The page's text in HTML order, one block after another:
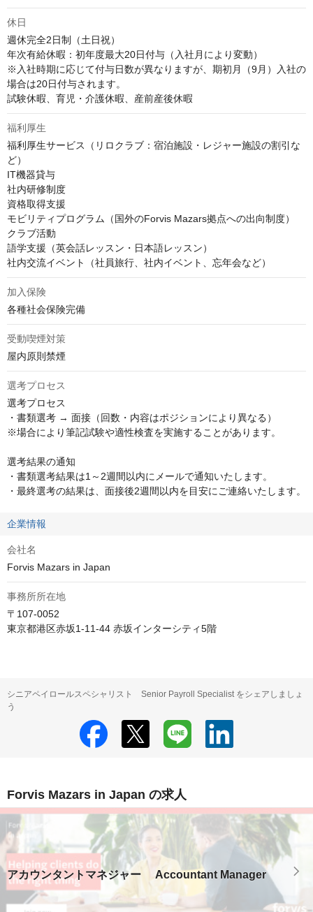
休日
週休完全2日制（土日祝）
年次有給休暇：初年度最大20日付与（入社月により変動）
※入社時期に応じて付与日数が異なりますが、期初月（9月）入社の
場合は20日付与されます。
試験休暇、育児・介護休暇、産前産後休暇
福利厚生
福利厚生サービス（リロクラブ：宿泊施設・レジャー施設の割引な
ど）
IT機器貸与
社内研修制度
資格取得支援
モビリティプログラム（国外のForvis Mazars拠点への出向制度）
クラブ活動
語学支援（英会話レッスン・日本語レッスン）
社内交流イベント（社員旅行、社内イベント、忘年会など）
加入保険
各種社会保険完備
受動喫煙対策
屋内原則禁煙
選考プロセス
選考プロセス
・書類選考 → 面接（回数・内容はポジションにより異なる）
※場合により筆記試験や適性検査を実施することがあります。
選考結果の通知
・書類選考結果は1～2週間以内にメールで通知いたします。
・最終選考の結果は、面接後2週間以内を目安にご連絡いたします。
企業情報
会社名
Forvis Mazars in Japan
事務所所在地
〒107-0052
東京都港区赤坂1-11-44 赤坂インターシティ5階
シニアペイロールスペシャリスト Senior Payroll Specialist をシェアしましょ
う
Forvis Mazars in Japan の求人
アカウンタントマネジャー Accountant Manager